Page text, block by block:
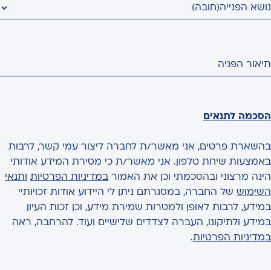
נושא הפנייה(חובה)
תיאור הפניה
הסכמה לתנאים
בהשארת פרטים, אני מאשר/ת לחברה ליצור עמי קשר, לרבות
באמצעות שיחת טלפון. אני מאשר/ת כי מסירת המידע אודותי
הינה מרצוני ובהסכמתי וכן את האמור במדיניות הפרטיות ותנאי
השימוש של החברה, במסגרתם ניתן לי היידוע אודות זכויותיי
במידע, לרבות לאופן ולמטרות שמירת מידע, וכן זכות העיון
במידע ולתיקונו, העברה לצדדים שלישיים ועוד. להרחבה, ראה
במדיניות הפרטיות.